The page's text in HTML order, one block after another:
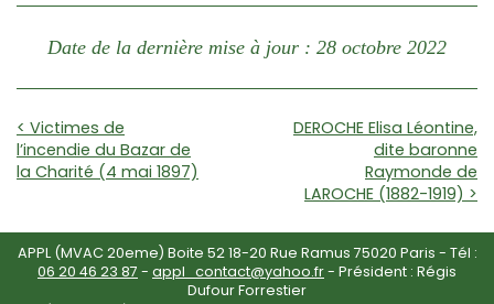
Date de la dernière mise à jour : 28 octobre 2022
< Victimes de
l’incendie du Bazar de
la Charité (4 mai 1897)
DEROCHE Elisa Léontine,
dite baronne
Raymonde de
LAROCHE (1882-1919) >
APPL (MVAC 20eme) Boite 52 18-20 Rue Ramus 75020 Paris - Tél :
06 20 46 23 87 - appl_contact@yahoo.fr- Président : Régis
Dufour Forrestier